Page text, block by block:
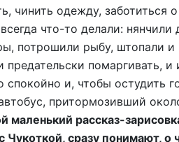
чинить одежду, заботиться
что-то делали:
потрошили рыбу, штопали и
предательски помаргивать,
спокойно и, чтобы остудить
притормозивший
маленький рассказ-
Чукоткой, сразу понимают,